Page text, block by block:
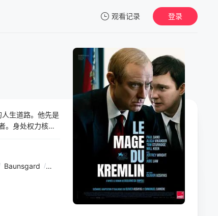
观看记录
暂无观看影片的记录
登录
生道路。他先是
。身处权力核
所隐藏的黑暗
Baunsgard / 丹·凯德 亚历山大·约翰逊 / Sergey